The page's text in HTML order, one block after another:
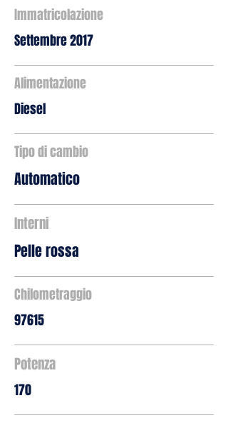
Immatricolazione
Settembre 2017
Alimentazione
Diesel
Tipo di cambio
Automatico
Interni
Pelle rossa
Chilometraggio
97615
Potenza
170